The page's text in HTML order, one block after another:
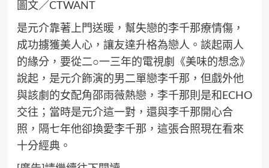
圖文／CTWANT
是元介靠著上門送暖，幫失戀的李千那療情傷，
成功擄獲美人心，讓友達升格為戀人。談起兩人
的緣分，要從二○一三年的電視劇《美味的想念》
說起，是元介飾演的男二單戀李千那，但戲外他
與該劇的女配角邵雨薇熱戀，李千那則是和ECHO
交往；當時是元介這一對，還與李千那開心合
照，隔七年他卻換愛李千那，這張合照現在看來
十分經典。